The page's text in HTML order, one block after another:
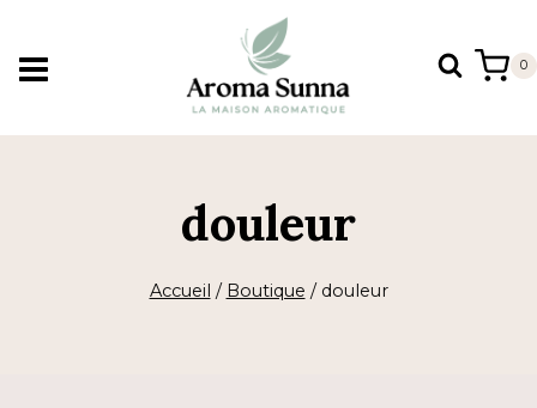
contenu
0
douleur
Accueil / Boutique / douleur